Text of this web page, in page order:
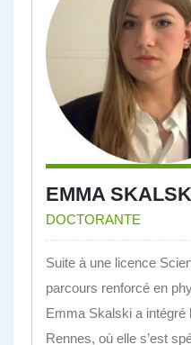
EMMA
DOCTORANTE
Suite à une licence
parcours renforcé en
Emma Skalski a intégré
Rennes, où elle s’est